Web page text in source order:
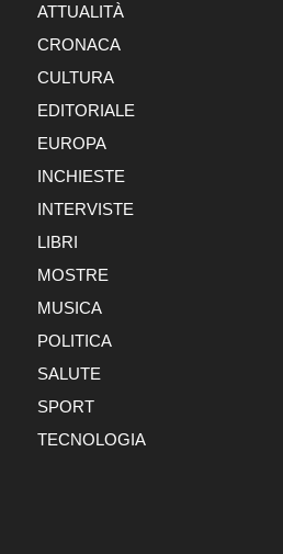
ATTUALITÀ
CRONACA
CULTURA
EDITORIALE
EUROPA
INCHIESTE
INTERVISTE
LIBRI
MOSTRE
MUSICA
POLITICA
SALUTE
SPORT
TECNOLOGIA